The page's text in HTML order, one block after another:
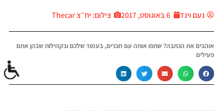
נעם וינד 6 באוגוסט, 2017 צילום: יח״צ Thecar
אוהבים את הכתבה? שתפו אותה עם חברים, בעמוד שלכם ובקהילות שבהן אתם
פעילים